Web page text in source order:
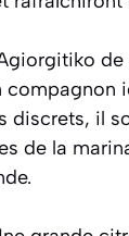
de
compagnon
discrets, il
de la